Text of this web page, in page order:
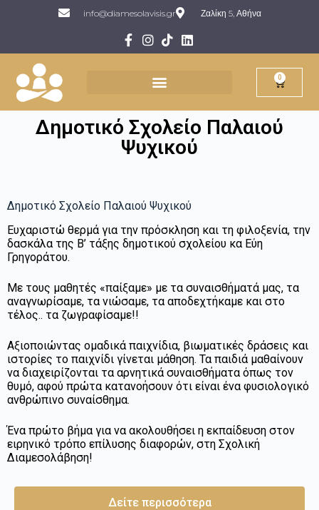
info@diamesolavisis.gr Ζαλίκη 5, Αθήνα
0
Δημοτικό Σχολείο Παλαιού
Ψυχικού
Δημοτικό Σχολείο Παλαιού Ψυχικού
Ευχαριστώ θερμά για την πρόσκληση και τη φιλοξενία, την
δασκάλα της Β’ τάξης δημοτικού σχολείου κα Εύη
Γρηγοράτου.
Με τους μαθητές «παίξαμε» με τα συναισθήματά μας, τα
αναγνωρίσαμε, τα νιώσαμε, τα αποδεχτήκαμε και στο
τέλος.. τα ζωγραφίσαμε!!
Αξιοποιώντας ομαδικά παιχνίδια, βιωματικές δράσεις και
ιστορίες το παιχνίδι γίνεται μάθηση. Τα παιδιά μαθαίνουν
να διαχειρίζονται τα αρνητικά συναισθήματα όπως τον
θυμό, αφού πρώτα κατανοήσουν ότι είναι ένα φυσιολογικό
ανθρώπινο συναίσθημα.
Ένα πρώτο βήμα για να ακολουθήσει η εκπαίδευση στον
ειρηνικό τρόπο επίλυσης διαφορών, στη Σχολική
Διαμεσολάβηση!
Δείτε περισσότερα